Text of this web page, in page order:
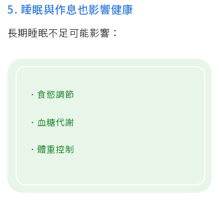
5. 睡眠與作息也影響健康
長期睡眠不足可能影響：
．食慾調節
．血糖代謝
．體重控制